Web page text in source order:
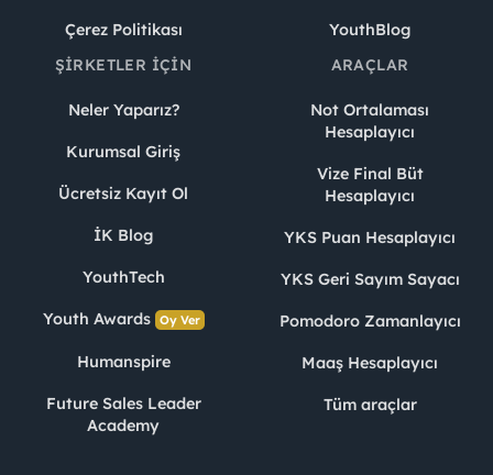
Çerez Politikası
YouthBlog
ŞIRKETLER İÇIN
Neler Yaparız?
Kurumsal Giriş
Ücretsiz Kayıt Ol
İK Blog
YouthTech
Youth Awards Oy Ver
Humanspire
Future Sales Leader
Academy
ARAÇLAR
Not Ortalaması
Hesaplayıcı
Vize Final Büt
Hesaplayıcı
YKS Puan Hesaplayıcı
YKS Geri Sayım Sayacı
Pomodoro Zamanlayıcı
Maaş Hesaplayıcı
Tüm araçlar